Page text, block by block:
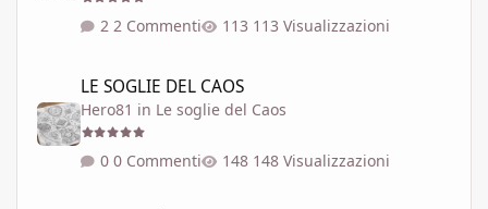
2 Commenti 113 Visualizzazioni
LE SOGLIE DEL CAOS
Hero81 in Le soglie del Caos
0 Commenti 148 Visualizzazioni